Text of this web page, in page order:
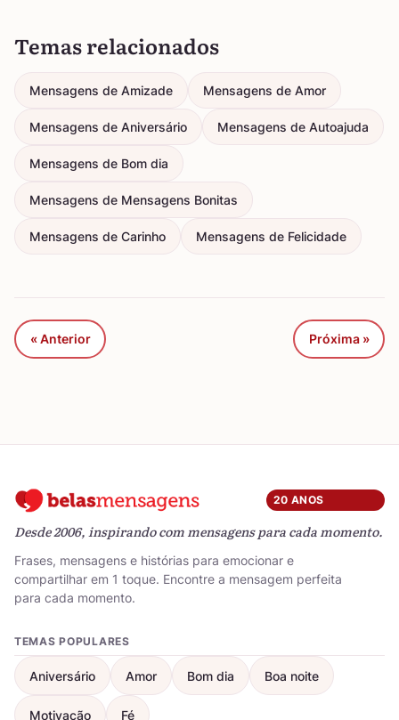
Temas relacionados
Mensagens de Amizade Mensagens de Amor
Mensagens de Aniversário Mensagens de Autoajuda
Mensagens de Bom dia
Mensagens de Mensagens Bonitas
Mensagens de Carinho Mensagens de Felicidade
« Anterior Próxima »
20 ANOS
Desde 2006, inspirando com mensagens para cada momento.
Frases, mensagens e histórias para emocionar e
compartilhar em 1 toque. Encontre a mensagem perfeita
para cada momento.
TEMAS POPULARES
Aniversário Amor Bom dia Boa noite
Motivação Fé